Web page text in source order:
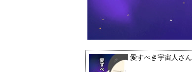
愛すべき宇宙人さん